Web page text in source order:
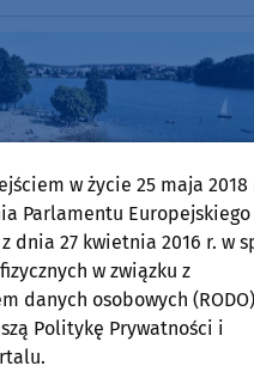
w życie 25 maja 2018
Parlamentu
dnia 27 kwietnia 2016 r. w
w związku z
danych osobowych (RODO)
Politykę Prywatności i